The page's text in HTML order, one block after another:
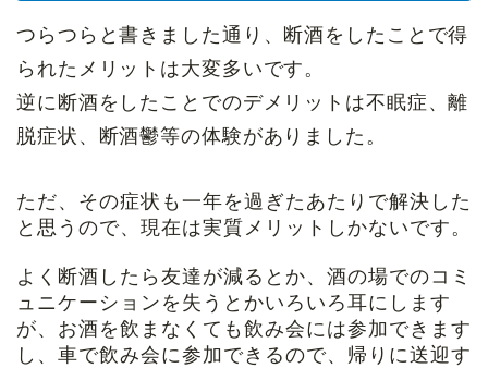
つらつらと書きました通り、断酒をしたことで得
られたメリットは大変多いです。
逆に断酒をしたことでのデメリットは不眠症、離
脱症状、断酒鬱等の体験がありました。
ただ、その症状も一年を過ぎたあたりで解決した
と思うので、現在は実質メリットしかないです。
よく断酒したら友達が減るとか、酒の場でのコミ
ュニケーションを失うとかいろいろ耳にします
が、お酒を飲まなくても飲み会には参加できます
し、車で飲み会に参加できるので、帰りに送迎す